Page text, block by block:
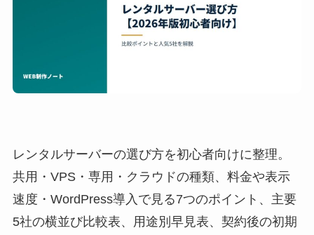
レンタルサーバーの選び方を初心者向けに整理。
共用・VPS・専用・クラウドの種類、料金や表示
速度・WordPress導入で見る7つのポイント、主要
5社の横並び比較表、用途別早見表、契約後の初期